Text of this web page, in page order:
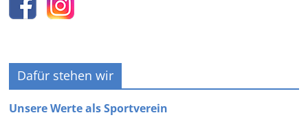
Dafür stehen wir
Unsere Werte als Sportverein